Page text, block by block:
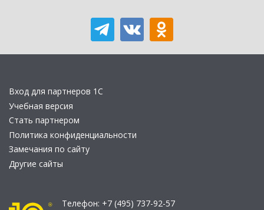
Вход для партнеров 1С
Учебная версия
Стать партнером
Политика конфиденциальности
Замечания по сайту
Другие сайты
Телефон: +7 (495) 737-92-57